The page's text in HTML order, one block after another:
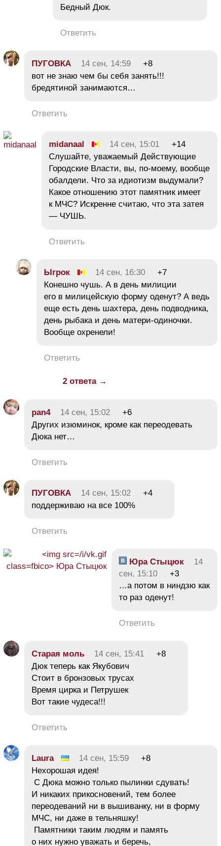
Бедный Дюк.
Ответить
ПУГОВКА 14 сен, 14:59
+8
вот не знаю чем бы себя занять!!!
бредятиной занимаются…
Ответить
midanaal 14 сен, 15:01
+14
Слушайте, уважаемый Действующие
Городские Власти, вы, по-моему, вообще
обалдели. Что за идиотизм выдумали?
Какое отношению этот памятник имеет
к МЧС? Искренне считаю, что эта затея
— ЧУШЬ.
Ответить
Ыгрок 14 сен, 16:30
+7
Конешно чушь. А в день милиции
его в милицейскую форму оденут? А ведь
еще есть день шахтера, день подводника,
день рыбака и день матери-одиночки.
Вообще охренели!
Ответить
2 ответа →
pan4 14 сен, 15:02
+6
Других изюминок, кроме как переодевать
Дюка нет…
Ответить
ПУГОВКА 14 сен, 15:02
+4
поддерживаю на все 100%
Ответить
Юра Стыцюк
14
сен, 15:10
+3
…а потом в ниндзю как
то раз оденут!
Ответить
Старая моль 14 сен, 15:41
+8
Дюк теперь как Якубович
Стоит в бронзовых трусах
Время цирка и Петрушек
Вот такие чудеса!!!
Ответить
Laura 14 сен, 15:59
+8
Нехорошая идея!
С Дюка можно только пылинки сдувать!
И никаких прикосновений, тем более
переодеваний ни в вышиванку, ни в форму
МЧС, ни даже в тельняшку!
Памятники таким людям и память
о них нужно уважать и беречь,